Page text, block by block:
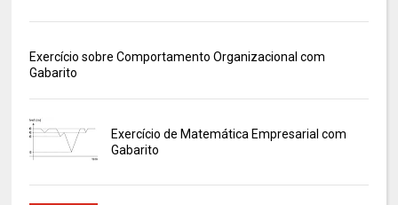
Exercício sobre Comportamento Organizacional com
Gabarito
Exercício de Matemática Empresarial com
Gabarito